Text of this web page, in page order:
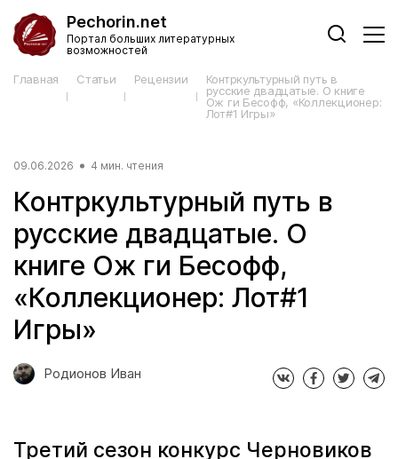
Pechorin.net
Портал больших литературных
возможностей
Главная Статьи Рецензии
Контркультурный путь в
русские двадцатые. О книге
Ож ги Бесофф, «Коллекционер:
Лот#1 Игры»
Контркультурный путь в
русские двадцатые. О
книге Ож ги Бесофф,
«Коллекционер: Лот#1
Игры»
09.06.2026 4 мин. чтения
Родионов Иван
Третий сезон конкурс Черновиков